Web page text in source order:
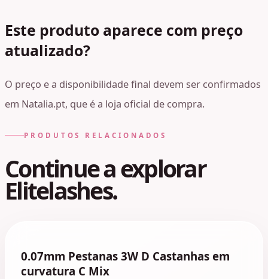
Este produto aparece com preço
atualizado?
O preço e a disponibilidade final devem ser confirmados
em Natalia.pt, que é a loja oficial de compra.
PRODUTOS RELACIONADOS
Continue a explorar
Elitelashes.
0.07mm Pestanas 3W D Castanhas em
curvatura C Mix